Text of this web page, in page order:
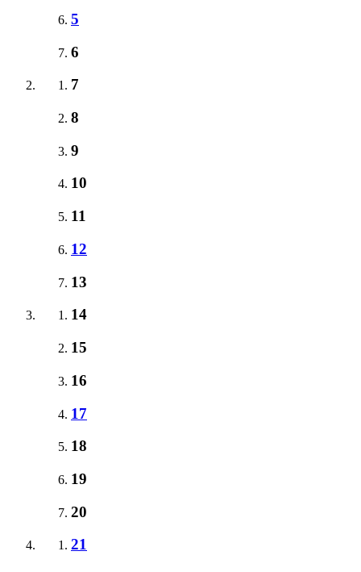
5
6
7
8
9
10
11
12
13
14
15
16
17
18
19
20
21